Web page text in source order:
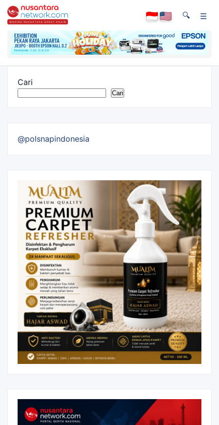
🔍 ☰
Cari
Cari
@polsnapindonesia